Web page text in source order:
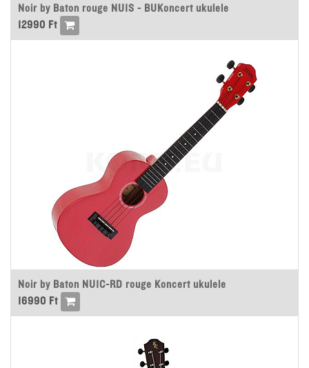
Noir by Baton rouge NU1S - BUKoncert ukulele
12990 Ft
Noir by Baton NU1C-RD rouge Koncert ukulele
16990 Ft